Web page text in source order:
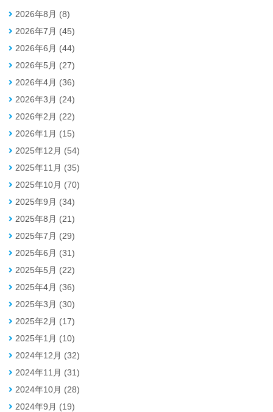
2026年8月 (8)
2026年7月 (45)
2026年6月 (44)
2026年5月 (27)
2026年4月 (36)
2026年3月 (24)
2026年2月 (22)
2026年1月 (15)
2025年12月 (54)
2025年11月 (35)
2025年10月 (70)
2025年9月 (34)
2025年8月 (21)
2025年7月 (29)
2025年6月 (31)
2025年5月 (22)
2025年4月 (36)
2025年3月 (30)
2025年2月 (17)
2025年1月 (10)
2024年12月 (32)
2024年11月 (31)
2024年10月 (28)
2024年9月 (19)